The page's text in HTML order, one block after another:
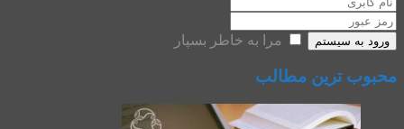
ورود به سیستم مرا به خاطر بسپار
محبوب ترین مطالب